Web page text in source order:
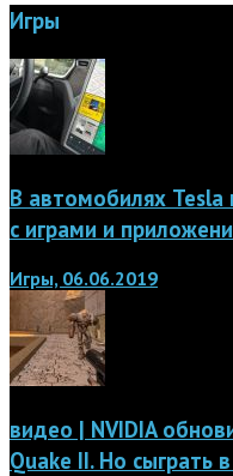
Игры
В автомобилях Tesla
с играми и
Игры, 06.06.2019
видео | NVIDIA
Quake II. Но сыграть